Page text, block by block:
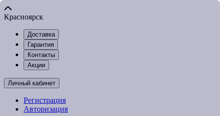
Красноярск
Доставка
Гарантия
Контакты
Акции
Личный кабинет
Регистрация
Авторизация